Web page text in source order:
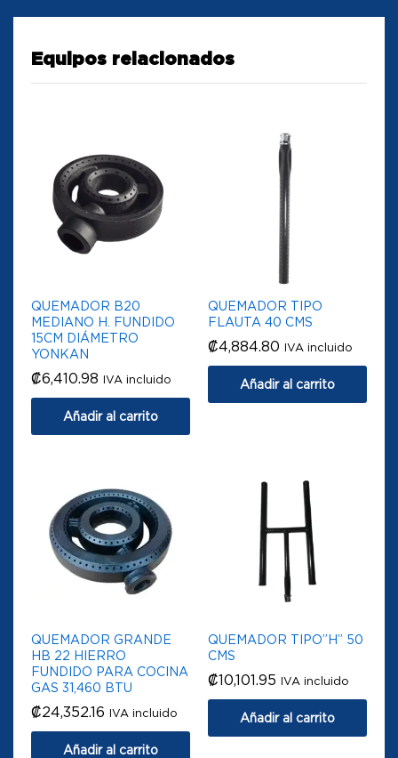
Equipos relacionados
QUEMADOR B20
MEDIANO H. FUNDIDO
15CM DIÁMETRO
YONKAN
₡6,410.98 IVA incluido
Añadir al carrito
QUEMADOR TIPO
FLAUTA 40 CMS
₡4,884.80 IVA incluido
Añadir al carrito
QUEMADOR GRANDE
HB 22 HIERRO
FUNDIDO PARA COCINA
GAS 31,460 BTU
₡24,352.16 IVA incluido
Añadir al carrito
QUEMADOR TIPO”H” 50
CMS
₡10,101.95 IVA incluido
Añadir al carrito